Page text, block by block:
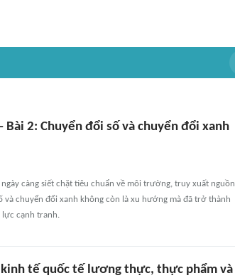
2: Chuyển đổi số và chuyển đổi xanh
càng siết chặt tiêu chuẩn về môi trường, truy xuất nguồn
và chuyển đổi xanh không còn là xu hướng mà đã trở thành
lực cạnh tranh.
kinh tế quốc tế lương thực, thực phẩm và